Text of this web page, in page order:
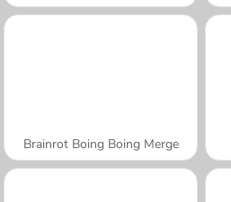
Brainrot Boing Boing Merge